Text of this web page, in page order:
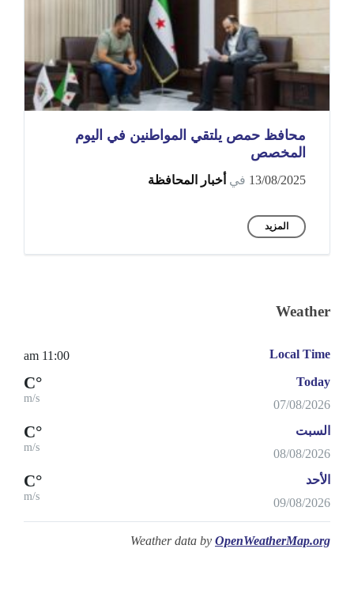
محافظ حمص يلتقي المواطنين في اليوم
المخصص
13/08/2025 في أخبار المحافظة
المزيد
Weather
Local Time
11:00 am
Today
07/08/2026
°C
m/s
السبت
08/08/2026
°C
m/s
الأحد
09/08/2026
°C
m/s
Weather data by OpenWeatherMap.org